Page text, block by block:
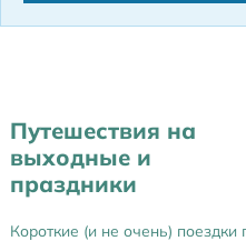
Путешествия на
выходные и
праздники
Короткие (и не очень)